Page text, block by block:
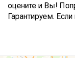
оцените и Вы!
Гарантируем.